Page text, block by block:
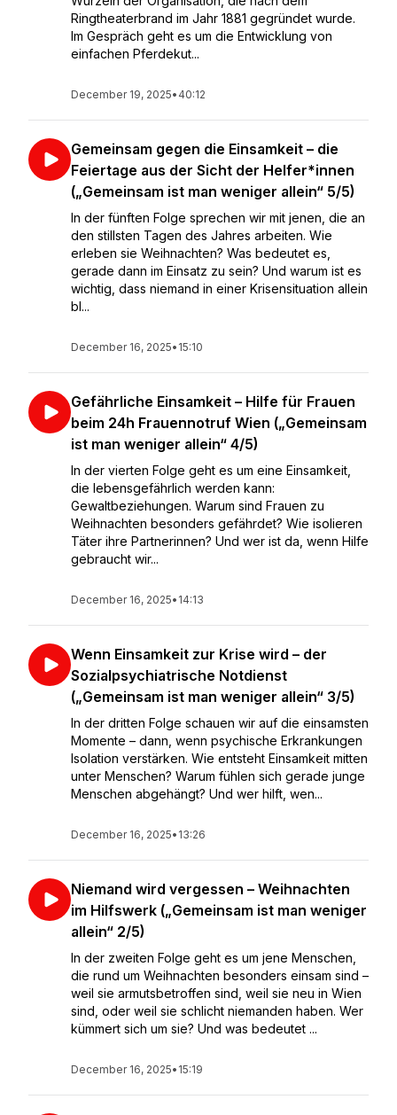
Ringtheaterbrand im Jahr 1881 gegründet wurde.
Im Gespräch geht es um die Entwicklung von
einfachen Pferdekut...
December 19, 2025• 40:12
Gemeinsam gegen die Einsamkeit – die
Feiertage aus der Sicht der Helfer*innen
(„Gemeinsam ist man weniger allein“ 5/5)
In der fünften Folge sprechen wir mit jenen, die an
den stillsten Tagen des Jahres arbeiten. Wie
erleben sie Weihnachten? Was bedeutet es,
gerade dann im Einsatz zu sein? Und warum ist es
wichtig, dass niemand in einer Krisensituation allein
bl...
December 16, 2025• 15:10
Gefährliche Einsamkeit – Hilfe für Frauen
beim 24h Frauennotruf Wien („Gemeinsam
ist man weniger allein“ 4/5)
In der vierten Folge geht es um eine Einsamkeit,
die lebensgefährlich werden kann:
Gewaltbeziehungen. Warum sind Frauen zu
Weihnachten besonders gefährdet? Wie isolieren
Täter ihre Partnerinnen? Und wer ist da, wenn Hilfe
gebraucht wir...
December 16, 2025• 14:13
Wenn Einsamkeit zur Krise wird – der
Sozialpsychiatrische Notdienst
(„Gemeinsam ist man weniger allein“ 3/5)
In der dritten Folge schauen wir auf die einsamsten
Momente – dann, wenn psychische Erkrankungen
Isolation verstärken. Wie entsteht Einsamkeit mitten
unter Menschen? Warum fühlen sich gerade junge
Menschen abgehängt? Und wer hilft, wen...
December 16, 2025• 13:26
Niemand wird vergessen – Weihnachten
im Hilfswerk („Gemeinsam ist man weniger
allein“ 2/5)
In der zweiten Folge geht es um jene Menschen,
die rund um Weihnachten besonders einsam sind –
weil sie armutsbetroffen sind, weil sie neu in Wien
sind, oder weil sie schlicht niemanden haben. Wer
kümmert sich um sie? Und was bedeutet ...
December 16, 2025• 15:19